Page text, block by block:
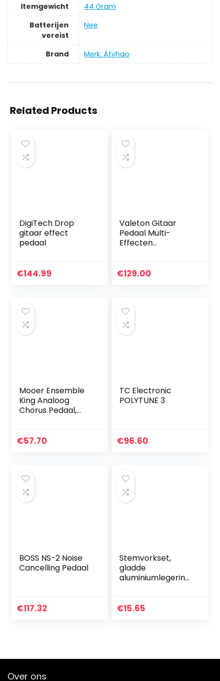
Itemgewicht
‎44 Gram
Batterijen
vereist
‎Nee
Brand Merk: Atyhao
Related Products
DigiTech Drop
gitaar effect
pedaal
€144.99
Valeton Gitaar
Pedaal Multi-
Effecten
Gitaar
€129.00
Mooer Ensemble
King Analoog
Chorus Pedaal,
€57.70
TC Electronic
POLYTUNE 3
€96.60
BOSS NS-2 Noise
Cancelling Pedaal
€117.32
Stemvorkset,
gladde
aluminiumlegering
de yogahouding en
€15.65
Over ons